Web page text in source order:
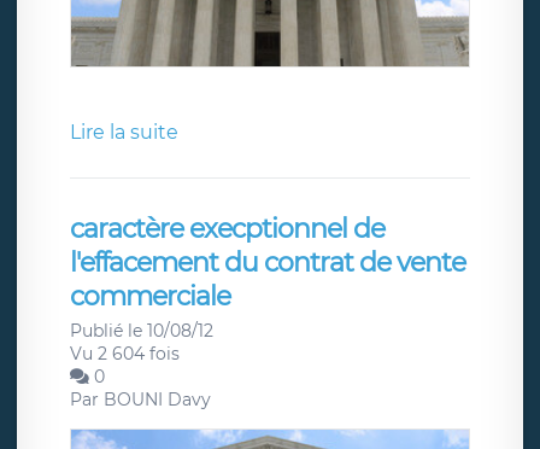
Lire la suite
caractère execptionnel de
l'effacement du contrat de vente
commerciale
Publié le 10/08/12
Vu 2 604 fois
0
Par BOUNI Davy